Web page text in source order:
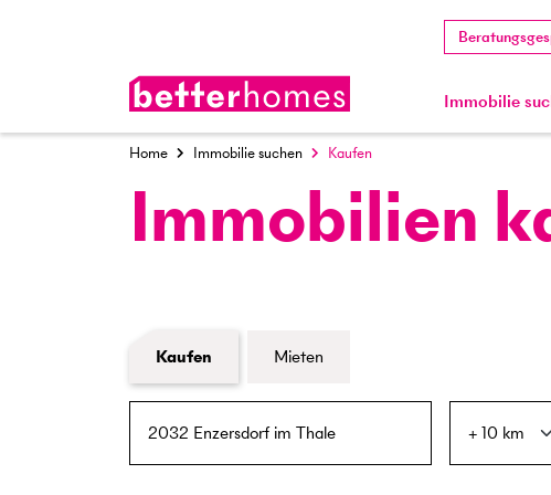
Immobilie
Home Immobilie suchen Kaufen
Immobilien
Formular Immobiliensuche
Kaufen
Mieten